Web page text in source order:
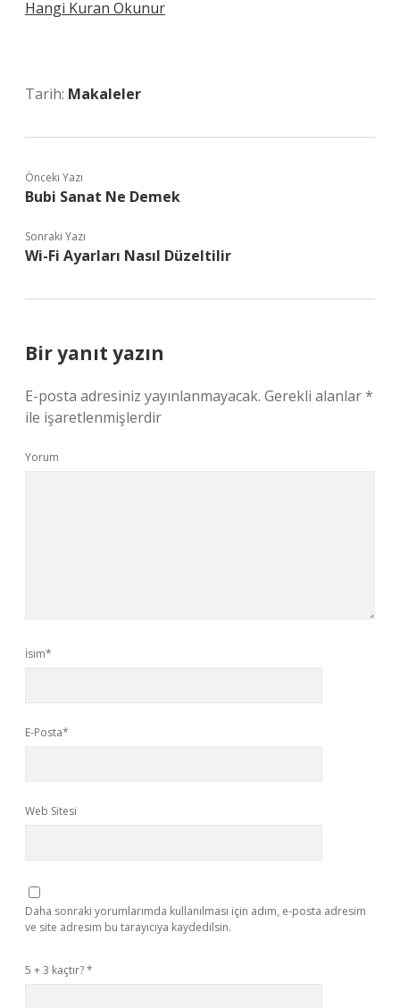
Hangi Kuran Okunur
Tarih: Makaleler
Önceki Yazı
Bubi Sanat Ne Demek
Sonraki Yazı
Wi-Fi Ayarları Nasıl Düzeltilir
Bir yanıt yazın
E-posta adresiniz yayınlanmayacak. Gerekli alanlar*
ile işaretlenmişlerdir
Yorum
İsim*
E-Posta*
Web Sitesi
Daha sonraki yorumlarımda kullanılması için adım, e-posta adresim
ve site adresim bu tarayıcıya kaydedilsin.
5 + 3 kaçtır?*